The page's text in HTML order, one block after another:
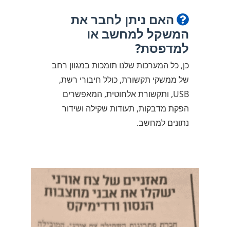
האם ניתן לחבר את
המשקל למחשב או
למדפסת?
כן, כל המערכות שלנו תומכות במגוון רחב
של ממשקי תקשורת, כולל חיבורי רשת,
USB, ותקשורת אלחוטית, המאפשרים
הפקת מדבקות, תעודות שקילה ושידור
נתונים למחשב.